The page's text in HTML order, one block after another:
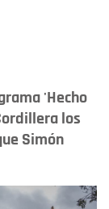
'Hecho
los
Simón